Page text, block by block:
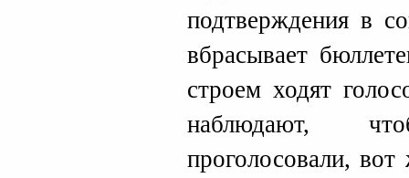
подтверждения в
вбрасывает
строем ходят
наблюдают,
проголосовали,